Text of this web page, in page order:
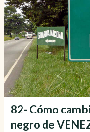
82- Cómo
negro de